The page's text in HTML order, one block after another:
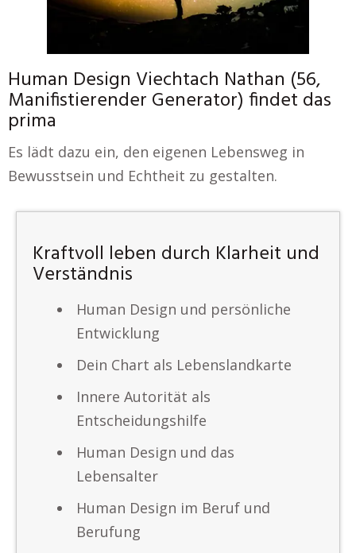
Human Design Viechtach Nathan (56,
Manifistierender Generator) findet das
prima
Es lädt dazu ein, den eigenen Lebensweg in
Bewusstsein und Echtheit zu gestalten.
Kraftvoll leben durch Klarheit und
Verständnis
Human Design und persönliche
Entwicklung
Dein Chart als Lebenslandkarte
Innere Autorität als
Entscheidungshilfe
Human Design und das
Lebensalter
Human Design im Beruf und
Berufung